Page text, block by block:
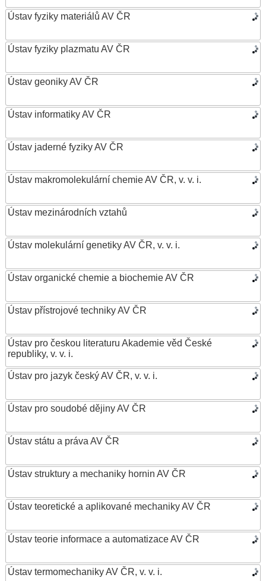
Ústav fyziky materiálů AV ČR
Ústav fyziky plazmatu AV ČR
Ústav geoniky AV ČR
Ústav informatiky AV ČR
Ústav jaderné fyziky AV ČR
Ústav makromolekulární chemie AV ČR, v. v. i.
Ústav mezinárodních vztahů
Ústav molekulární genetiky AV ČR, v. v. i.
Ústav organické chemie a biochemie AV ČR
Ústav přístrojové techniky AV ČR
Ústav pro českou literaturu Akademie věd České
republiky, v. v. i.
Ústav pro jazyk český AV ČR, v. v. i.
Ústav pro soudobé dějiny AV ČR
Ústav státu a práva AV ČR
Ústav struktury a mechaniky hornin AV ČR
Ústav teoretické a aplikované mechaniky AV ČR
Ústav teorie informace a automatizace AV ČR
Ústav termomechaniky AV ČR, v. v. i.